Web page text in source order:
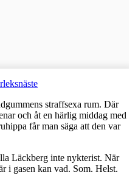
straffsexa rum. Där
och åt en härlig middag med
får man säga att den var
Läckberg inte nykterist. När
i gasen kan vad. Som. Helst.